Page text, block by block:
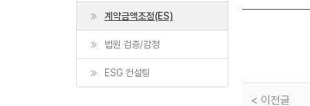
계약금액조정(ES)
법원 검증/감정
ESG 컨설팅
< 이전글